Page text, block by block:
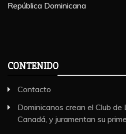
República Dominicana
CONTENIDO
Contacto
Dominicanos crean el Club de
Canadá, y juramentan su